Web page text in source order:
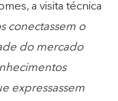
a visita técnica
conectassem o
do mercado
expressassem